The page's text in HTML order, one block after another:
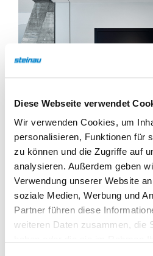
Diese Webseite verwendet
Wir verwenden Cookies, um
personalisieren, Funktionen für
zu können und die Zugriffe auf
analysieren. Außerdem geben
Verwendung unserer Website
soziale Medien, Werbung und
Partner führen diese
weiteren Daten zusammen, die
Spezialtüren